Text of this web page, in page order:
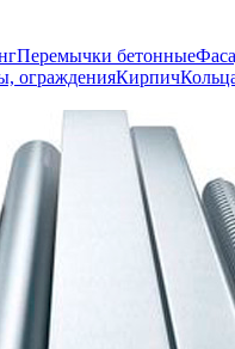
Перемычки бетонные
огражденияКирпич